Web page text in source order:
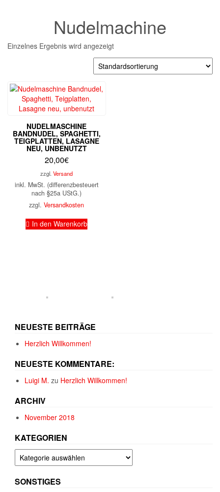
Nudelmachine
Einzelnes Ergebnis wird angezeigt
NUDELMASCHINE
BANDNUDEL, SPAGHETTI,
TEIGPLATTEN, LASAGNE
NEU, UNBENUTZT
20,00€
zzgl.Versand
inkl. MwSt. (differenzbesteuert
nach §25a UStG.)
zzgl.Versandkosten
In den Warenkorb
NEUESTE BEITRÄGE
Herzlich Willkommen!
NEUESTE KOMMENTARE:
Luigi M. zu Herzlich Willkommen!
ARCHIV
November 2018
KATEGORIEN
Kategorien
SONSTIGES